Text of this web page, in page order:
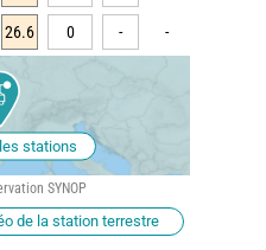
26.6 0 - -
stations
SYNOP
de la station terrestre